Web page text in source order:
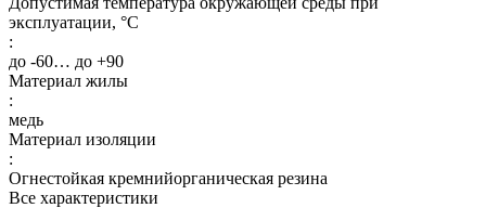
эксплуатации, °C
:
до -60… до +90
Материал жилы
:
медь
Материал изоляции
:
Огнестойкая кремнийорганическая резина
Все характеристики